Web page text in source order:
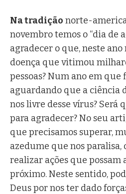
Na tradição norte-
novembro temos o “dia de
agradecer o que, neste
doença que vitimou
pessoas? Num ano em que
aguardando que a ciência
nos livre desse vírus? Será
para agradecer? No seu
que precisamos superar,
azedume que nos paralisa,
realizar ações que possam
próximo. Neste sentido,
Deus por nos ter dado